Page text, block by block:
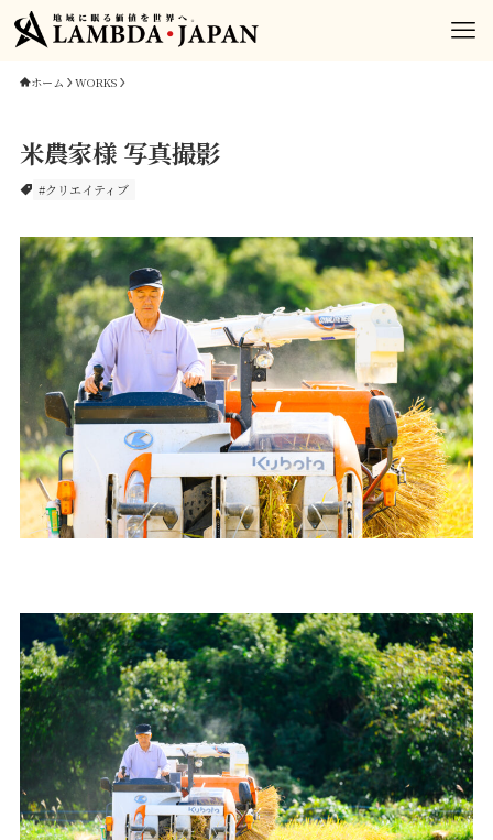
ホーム WORKS
米農家様 写真撮影
#クリエイティブ